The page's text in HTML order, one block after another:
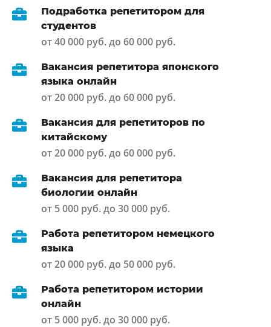
Подработка репетитором для
студентов
от 40 000 руб. до 60 000 руб.
Вакансия репетитора японского
языка онлайн
от 20 000 руб. до 60 000 руб.
Вакансия для репетиторов по
китайскому
от 20 000 руб. до 60 000 руб.
Вакансия для репетитора
биологии онлайн
от 5 000 руб. до 30 000 руб.
Работа репетитором немецкого
языка
от 20 000 руб. до 50 000 руб.
Работа репетитором истории
онлайн
от 5 000 руб. до 30 000 руб.